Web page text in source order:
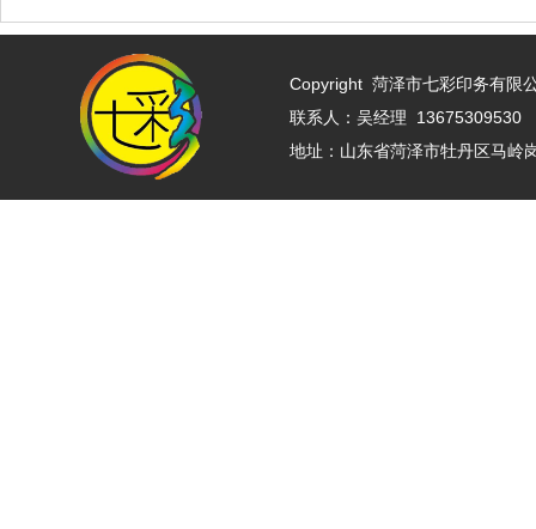
Copyright 菏泽市七彩印务有限
联系人：吴经理
地址：山东省菏泽市牡丹区马